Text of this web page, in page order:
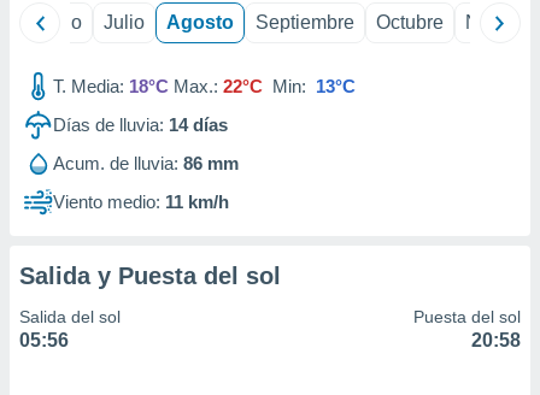
1199
Junio Julio Agosto Septiembre Octubre
T. Media: 18°C Max.: 22°C Min: 13°C
Días de lluvia: 14días
Acum. de lluvia: 86 mm
Viento medio: 11 km/h
Salida y Puesta del sol
Salida del sol
05:56
Puesta del sol
20:58